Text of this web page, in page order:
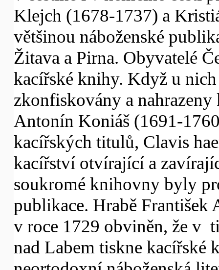
Klejch (1678-1737) a
většinou náboženské
Žitava a Pirna. Obyvatelé
kacířské knihy. Když u
zkonfiskovány a
Antonín Koniáš (1691-
kacířských titulů, Clavis
kacířství otvírající a
soukromé knihovny byly
publikace. Hrabě
v roce 1729 obviněn, že v
nad Labem tiskne kacířské